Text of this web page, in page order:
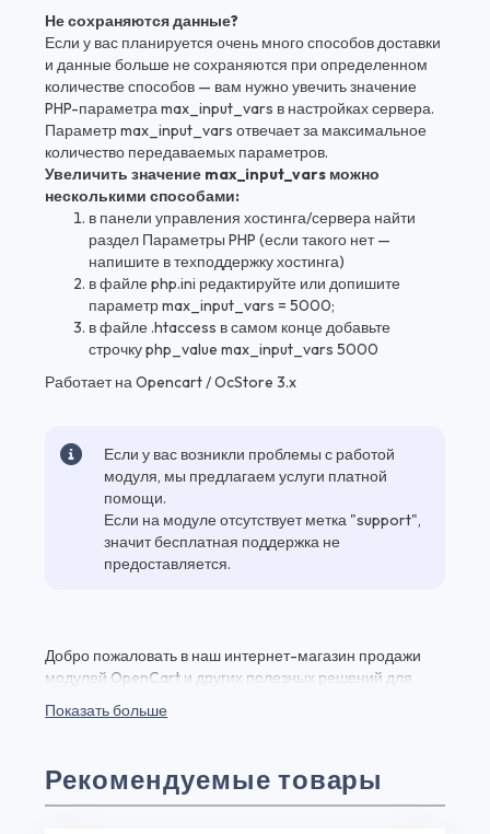
Не сохраняются данные?
Если у вас планируется очень много способов доставки
и данные больше не сохраняются при определенном
количестве способов — вам нужно увечить значение
PHP-параметра max_input_vars в настройках сервера.
Параметр max_input_vars отвечает за максимальное
количество передаваемых параметров.
Увеличить значение max_input_vars можно
несколькими способами:
в панели управления хостинга/сервера найти
раздел Параметры PHP (если такого нет —
напишите в техподдержку хостинга)
в файле php.ini редактируйте или допишите
параметр max_input_vars = 5000;
в файле .htaccess в самом конце добавьте
строчку php_value max_input_vars 5000
Работает на Opencart / OcStore 3.x
Если у вас возникли проблемы с работой
модуля, мы предлагаем услуги платной
помощи.
Если на модуле отсутствует метка "support",
значит бесплатная поддержка не
предоставляется.
Добро пожаловать в наш интернет-магазин продажи
модулей OpenCart и других полезных решений для
Мультидоставка на Opencart 3.0 и множество других
Opencart 3.0 - это мощный инструмент, который
позволит вам управлять загрузками на вашем сайте. Вы
Показать больше
Рекомендуемые товары